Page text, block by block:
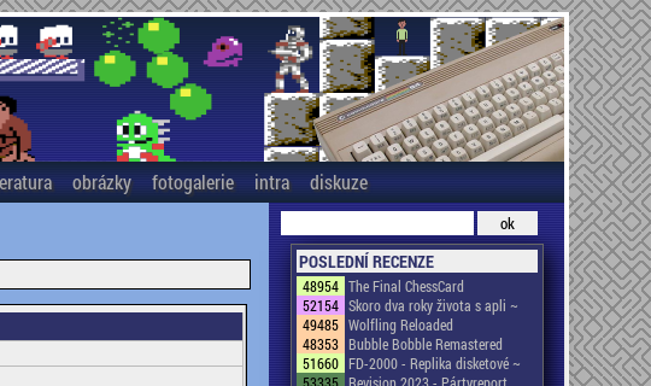
obrázky fotogalerie intra diskuze
POSLEDNÍ RECENZE
48954 The Final ChessCard
52154 Skoro dva roky života s apli ~
49485 Wolfling Reloaded
48353 Bubble Bobble Remastered
51660 FD-2000 - Replika disketové ~